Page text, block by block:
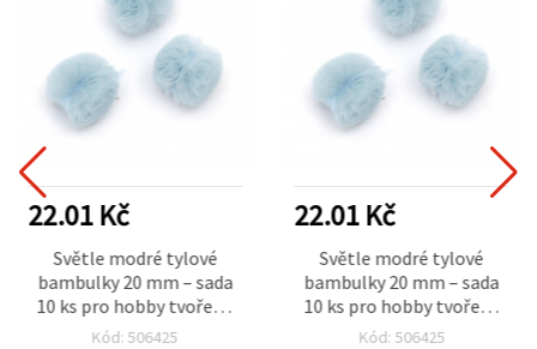
22.01 Kč
Světle modré tylové
bambulky 20 mm – sada
10 ks pro hobby tvoření,
dekorace, scrapbooking,
Kód: 506425
22.01 Kč
Světle modré tylové
bambulky 20 mm – sada
10 ks pro hobby tvoření,
dekorace, scrapbooking,
Kód: 506425